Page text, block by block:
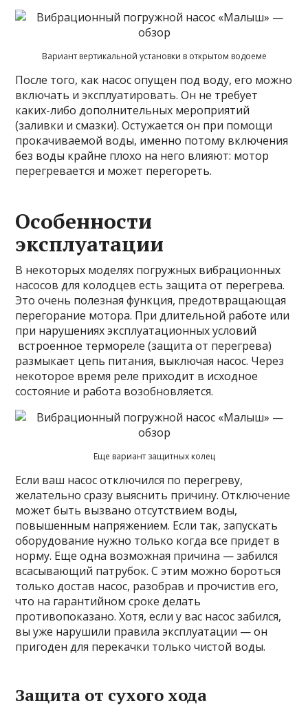
Вариант вертикальной установки в открытом водоеме
После того, как насос опущен под воду, его можно
включать и эксплуатировать. Он не требует
каких-либо дополнительных мероприятий
(заливки и смазки). Остужается он при помощи
прокачиваемой воды, именно потому включения
без воды крайне плохо на него влияют: мотор
перегревается и может перегореть.
Особенности
эксплуатации
В некоторых моделях погружных вибрационных
насосов для колодцев есть защита от перегрева.
Это очень полезная функция, предотвращающая
перегорание мотора. При длительной работе или
при нарушениях эксплуатационных условий
встроенное термореле (защита от перегрева)
размыкает цепь питания, выключая насос. Через
некоторое время реле приходит в исходное
состояние и работа возобновляется.
Еще вариант защитных колец
Если ваш насос отключился по перегреву,
желательно сразу выяснить причину. Отключение
может быть вызвано отсутствием воды,
повышенным напряжением. Если так, запускать
оборудование нужно только когда все придет в
норму. Еще одна возможная причина — забился
всасывающий патрубок. С этим можно бороться
только достав насос, разобрав и прочистив его,
что на гарантийном сроке делать
противопоказано. Хотя, если у вас насос забился,
вы уже нарушили правила эксплуатации — он
пригоден для перекачки только чистой воды.
Защита от сухого хода